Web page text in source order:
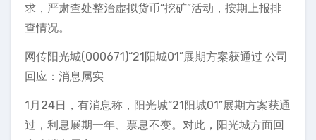
求，严肃查处整治虚拟货币“挖矿”活动，按期上报排
查情况。
网传阳光城(000671)“21阳城01”展期方案获通过 公司
回应：消息属实
1月24日，有消息称，阳光城“21阳城01”展期方案获通
过，利息展期一年、票息不变。对此，阳光城方面回